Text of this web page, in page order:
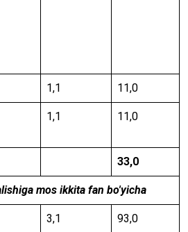
1,1 11,0
1,1 11,0
33,0
mos ikkita fan bo'yicha
3,1 93,0